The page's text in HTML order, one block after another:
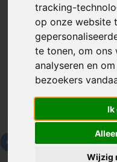
tracking-
op onze website
te tonen, om ons
analyseren en
bezoekers
Ik
Wijzig
Individuele